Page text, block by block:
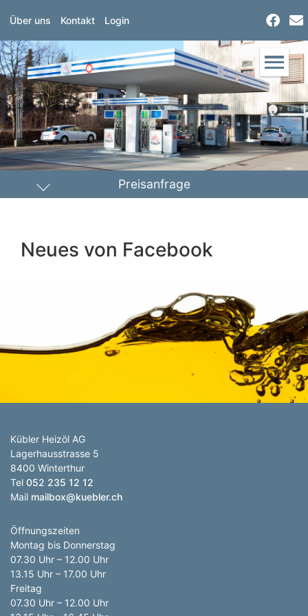
Über uns Kontakt Login
Preisanfrage
PLZ Lieferort
Neues von Facebook
Kübler Heizöl AG
Lagerhausstrasse 5
8400 Winterthur
Tel 052 235 12 12
Mail mailbox@kuebler.ch
Öffnungszeiten
Montag bis Donnerstag
07.30 Uhr – 12.00 Uhr
13.15 Uhr – 17.00 Uhr
Freitag
07.30 Uhr – 12.00 Uhr